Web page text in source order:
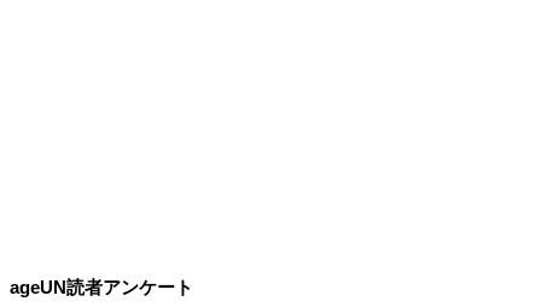
ageUN読者アンケート